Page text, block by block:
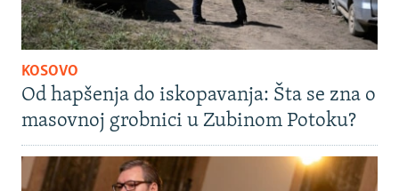
KOSOVO
Od hapšenja do iskopavanja: Šta se zna o
masovnoj grobnici u Zubinom Potoku?